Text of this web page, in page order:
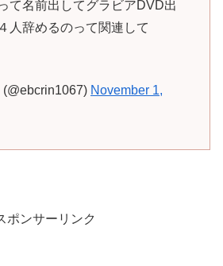
て名前出してグラビアDVD出
人辞めるのって関連して
November 1,
ポンサーリンク